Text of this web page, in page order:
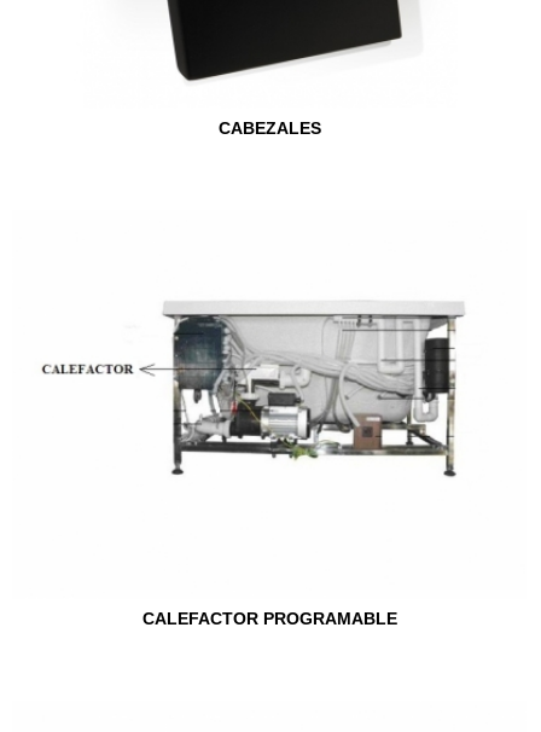
CABEZALES
CALEFACTOR PROGRAMABLE